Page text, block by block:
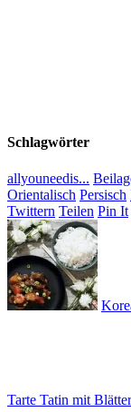
Schlagwörter
allyouneedis...
Orientalisch Persisch
Twittern Teilen Pin It
Tarte Tatin mit